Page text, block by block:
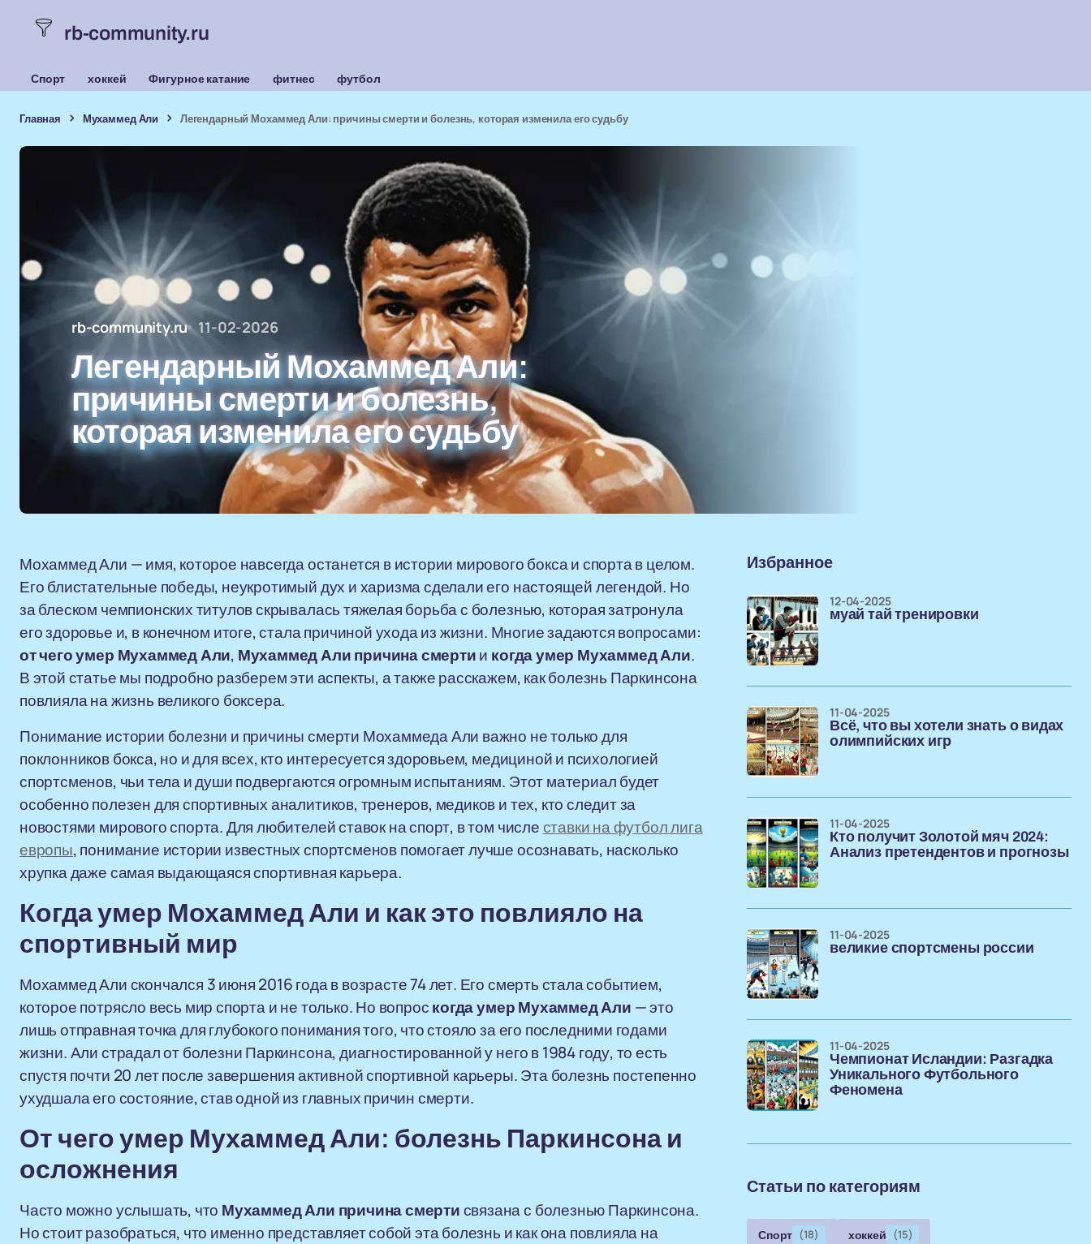
rb-community.ru
Спорт хоккей Фигурное катание фитнес футбол
Главная Мухаммед Али Легендарный Мохаммед Али: причины смерти и болезнь, которая изменила его судьбу
rb-community.ru 11-02-2026
Легендарный Мохаммед Али:
причины смерти и болезнь,
которая изменила его судьбу
Мохаммед Али — имя, которое навсегда останется в истории мирового бокса и спорта в целом.
Его блистательные победы, неукротимый дух и харизма сделали его настоящей легендой. Но
за блеском чемпионских титулов скрывалась тяжелая борьба с болезнью, которая затронула
его здоровье и, в конечном итоге, стала причиной ухода из жизни. Многие задаются вопросами:
от чего умер Мухаммед Али, Мухаммед Али причина смертии когда умер Мухаммед Али.
В этой статье мы подробно разберем эти аспекты, а также расскажем, как болезнь Паркинсона
повлияла на жизнь великого боксера.
Понимание истории болезни и причины смерти Мохаммеда Али важно не только для
поклонников бокса, но и для всех, кто интересуется здоровьем, медициной и психологией
спортсменов, чьи тела и души подвергаются огромным испытаниям. Этот материал будет
особенно полезен для спортивных аналитиков, тренеров, медиков и тех, кто следит за
новостями мирового спорта. Для любителей ставок на спорт, в том числеставки на футбол лига
европы, понимание истории известных спортсменов помогает лучше осознавать, насколько
хрупка даже самая выдающаяся спортивная карьера.
Когда умер Мохаммед Али и как это повлияло на
спортивный мир
Мохаммед Али скончался 3 июня 2016 года в возрасте 74 лет. Его смерть стала событием,
которое потрясло весь мир спорта и не только. Но вопроскогда умер Мухаммед Али — это
лишь отправная точка для глубокого понимания того, что стояло за его последними годами
жизни. Али страдал от болезни Паркинсона, диагностированной у него в 1984 году, то есть
спустя почти 20 лет после завершения активной спортивной карьеры. Эта болезнь постепенно
ухудшала его состояние, став одной из главных причин смерти.
От чего умер Мухаммед Али: болезнь Паркинсона и
осложнения
Часто можно услышать, что Мухаммед Али причина смертисвязана с болезнью Паркинсона.
Но стоит разобраться, что именно представляет собой эта болезнь и как она повлияла на
Избранное
муай тай тренировки
12-04-2025
Всё, что вы хотели знать о видах
олимпийских игр
11-04-2025
Кто получит Золотой мяч 2024:
Анализ претендентов и прогнозы
11-04-2025
великие спортсмены россии
11-04-2025
Чемпионат Исландии: Разгадка
Уникального Футбольного
Феномена
11-04-2025
Статьи по категориям
Спорт (18) хоккей (15)